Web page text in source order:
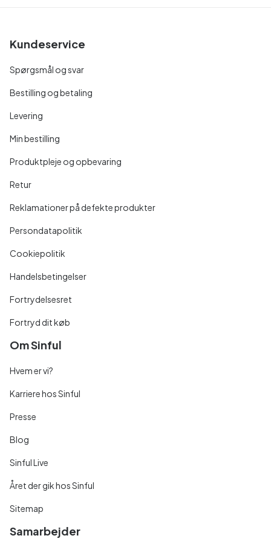
Kundeservice
Spørgsmål og svar
Bestilling og betaling
Levering
Min bestilling
Produktpleje og opbevaring
Retur
Reklamationer på defekte produkter
Persondatapolitik
Cookiepolitik
Handelsbetingelser
Fortrydelsesret
Fortryd dit køb
Om Sinful
Hvem er vi?
Karriere hos Sinful
Presse
Blog
Sinful Live
Året der gik hos Sinful
Sitemap
Samarbejder